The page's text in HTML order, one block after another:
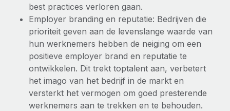
Secundaire arbeidsvoorwaarden
Eenvoudig secundaire arbeidsvoorwaarden
beheren
Productupdates van Remote: Gusto- en Xero-
integraties en Contractor Management Plus
Het blijft de missie van Remote om alle soorten bedrijven
te helpen bij het aannemen, beheren en...
Meer informatie
best practices verloren gaan.
Employer branding en reputatie: Bedrijven die
prioriteit geven aan de levenslange waarde van
hun werknemers hebben de neiging om een
positieve employer brand en reputatie te
ontwikkelen. Dit trekt toptalent aan, verbetert
het imago van het bedrijf in de markt en
versterkt het vermogen om goed presterende
werknemers aan te trekken en te behouden.